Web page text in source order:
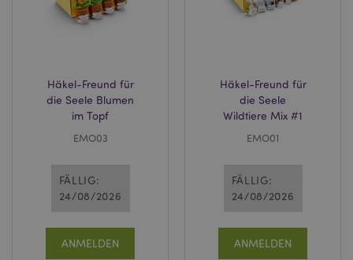
Häkel-Freund für
die Seele Blumen
im Topf
EMO03
FÄLLIG:
24/08/2026
ANMELDEN
Häkel-Freund für
die Seele
Wildtiere Mix #1
EMO01
FÄLLIG:
24/08/2026
ANMELDEN